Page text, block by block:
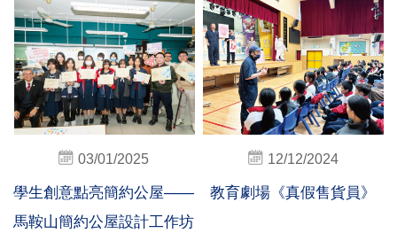
03/01/2025
學生創意點亮簡約公屋——
馬鞍山簡約公屋設計工作坊
12/12/2024
教育劇場《真假售貨員》